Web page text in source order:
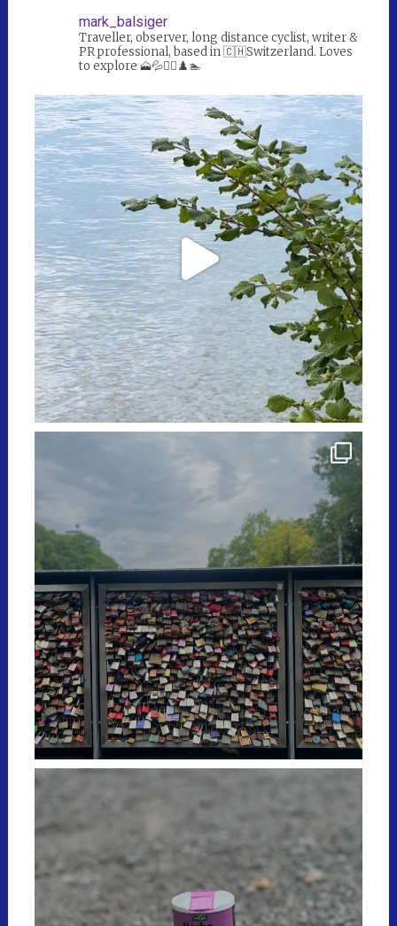
mark_balsiger
Traveller, observer, long distance cyclist, writer &
PR professional, based in 🇨🇭Switzerland. Loves
to explore 🗻💦🚴‍♀️♟️🏊